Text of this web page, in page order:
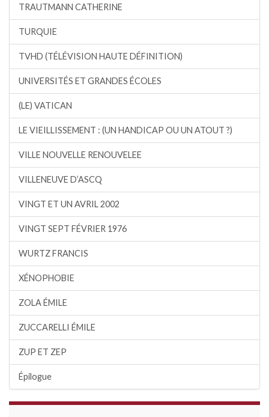
TRAUTMANN CATHERINE
TURQUIE
TVHD (TÉLÉVISION HAUTE DÉFINITION)
UNIVERSITÉS ET GRANDES ÉCOLES
(LE) VATICAN
LE VIEILLISSEMENT : (UN HANDICAP OU UN ATOUT ?)
VILLE NOUVELLE RENOUVELEE
VILLENEUVE D’ASCQ
VINGT ET UN AVRIL 2002
VINGT SEPT FÉVRIER 1976
WURTZ FRANCIS
XÉNOPHOBIE
ZOLA ÉMILE
ZUCCARELLI ÉMILE
ZUP ET ZEP
Épilogue